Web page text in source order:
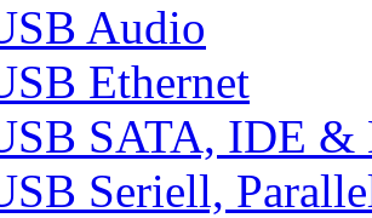
Audio
Ethernet
SATA, IDE &
Seriell,